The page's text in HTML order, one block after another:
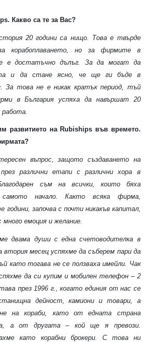
Какво са те за Вас?
20 години са нищо. Това е твърде
корабоплаването, но за фирмите в
е достатъчно дълъг. За да могат да
и да стане ясно, че ще ги бъде в
За това не е никак кратък период, тъй
в България успяха да навършат 20
работа.
развитието на Rubiships във времето.
въпрос, защото създаването на
различни етапи с различни хора в
съм на всички, които бяха
начало. Както всяка фирма,
години, започва с почти никакъв капитал,
емоция и желание.
двама души с една счетоводителка в
втория месец успяхме да съберем пари да
като тогава не се ползваха имейли. Чак
да си купим и мобилен телефон – 2
през 1996 г., когато единия от нас се
дейност, камиони и товари, а
на кораби, като от едната страна
а от другата – кой ще я превози.
като корабни брокери. С това ни